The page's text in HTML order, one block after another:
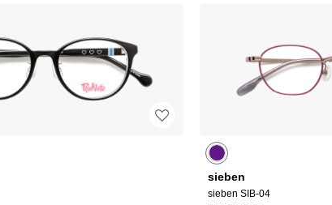
sieben
sieben SIB-04